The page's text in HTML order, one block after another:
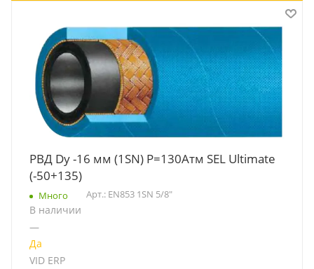
РВД Dу -16 мм (1SN) Р=130Атм SEL Ultimate
(-50+135)
Много Арт.: EN853 1SN 5/8"
В наличии
—
Да
VID ERP